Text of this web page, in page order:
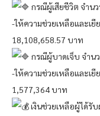
กรณีผู้เสียชีวิต จำนว
-ให้ความช่วยเหลือและเยี
18,108,658.57 บาท
กรณีผู้บาดเจ็บ จำน
-ให้ความช่วยเหลือและเยี
1,577,364 บาท
เงินช่วยเหลือผู้ได้รั